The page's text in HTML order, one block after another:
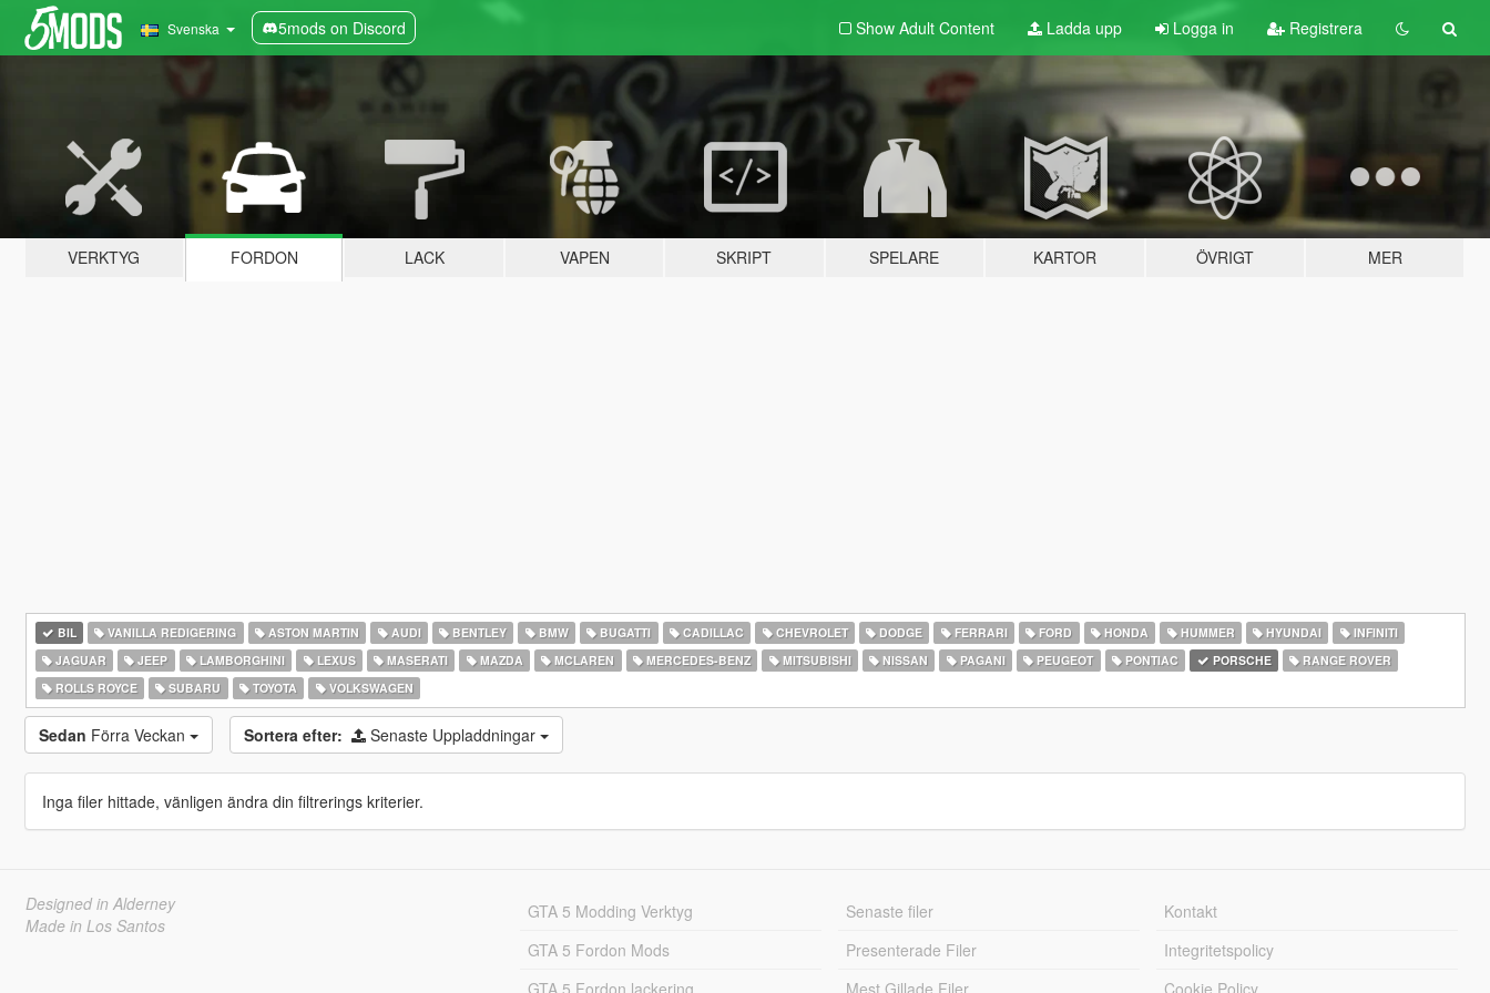
Svenska 5mods on Discord Show Adult Content Ladda upp Logga in Registrera
VERKTYG FORDON LACK VAPEN SKRIPT SPELARE KARTOR ÖVRIGT MER
BIL VANILLA REDIGERING ASTON MARTIN AUDI BENTLEY BMW BUGATTI CADILLAC CHEVROLET DODGE FERRARI FORD HONDA HUMMER HYUNDAI
INFINITI
JAGUAR
JEEP LAMBORGHINI LEXUS MASERATI MAZDA MCLAREN MERCEDES-BENZ MITSUBISHI NISSAN PAGANI PEUGEOT PONTIAC PORSCHE
RANGE ROVER
ROLLS ROYCE
SUBARU TOYOTA VOLKSWAGEN
Sedan Förra Veckan Sortera efter: Senaste Uppladdningar
Inga filer hittade, vänligen ändra din filtrerings kriterier.
Designed in Alderney
Made in Los Santos
GTA 5 Modding Verktyg
GTA 5 Fordon Mods
GTA 5 Fordon lackering
Senaste filer
Presenterade Filer
Mest Gillade Filer
Kontakt
Integritetspolicy
Cookie Policy